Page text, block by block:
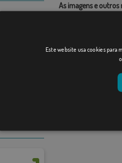
As imagens e
consentimento
O desenho final
Devido ao formato
+ / - 5% nas
Este website usa cookies para